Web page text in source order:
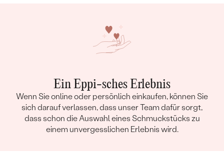
Ein Eppi-sches Erlebnis
Wenn Sie online oder persönlich einkaufen, können Sie
sich darauf verlassen, dass unser Team dafür sorgt,
dass schon die Auswahl eines Schmuckstücks zu
einem unvergesslichen Erlebnis wird.